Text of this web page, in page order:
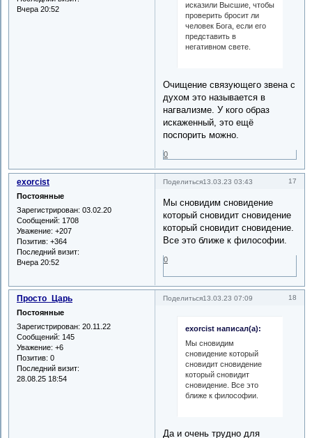
Вчера 20:52
исказили Высшие, чтобы
проверить бросит ли
человек Бога, если его
представить в
негативном свете.
Очищение связующего звена с
духом это называется в
нагвализме. У кого образ
искаженный, это ещё
поспорить можно.
0
Поделиться 17
13.03.23 03:43
exorcist
Постоянные
Зарегистрирован: 03.02.20
Сообщений: 1708
Уважение: +207
Позитив: +364
Последний визит:
Вчера 20:52
Мы сновидим сновидение
который сновидит сновидение
который сновидит сновидение.
Все это ближе к философии.
0
Поделиться 18
13.03.23 07:09
Просто_Царь
Постоянные
Зарегистрирован: 20.11.22
Сообщений: 145
Уважение: +6
Позитив: 0
Последний визит:
28.08.25 18:54
exorcist написал(а):
Мы сновидим
сновидение который
сновидит сновидение
который сновидит
сновидение. Все это
ближе к философии.
Да и очень трудно для